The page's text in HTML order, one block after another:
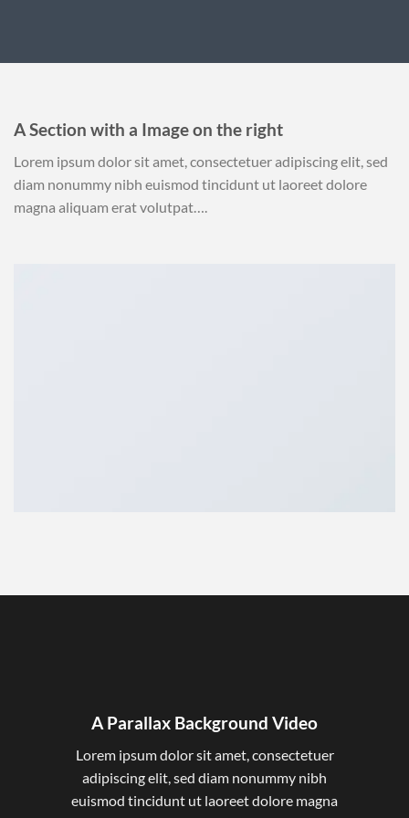
A Section with a Image on the right
Lorem ipsum dolor sit amet, consectetuer adipiscing elit, sed
diam nonummy nibh euismod tincidunt ut laoreet dolore
magna aliquam erat volutpat….
A Parallax Background Video
Lorem ipsum dolor sit amet, consectetuer
adipiscing elit, sed diam nonummy nibh
euismod tincidunt ut laoreet dolore magna